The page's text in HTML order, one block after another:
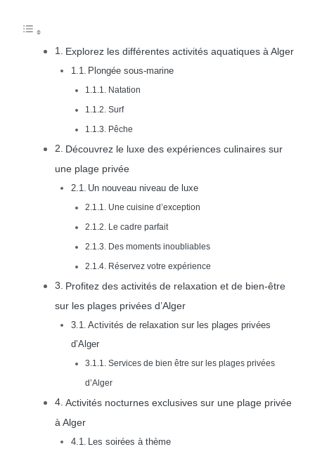
Explorez les différentes activités aquatiques à Alger
Plongée sous-marine
Natation
Surf
Pêche
Découvrez le luxe des expériences culinaires sur
une plage privée
Un nouveau niveau de luxe
Une cuisine d’exception
Le cadre parfait
Des moments inoubliables
Réservez votre expérience
Profitez des activités de relaxation et de bien-être
sur les plages privées d’Alger
Activités de relaxation sur les plages privées
d’Alger
Services de bien être sur les plages privées
d’Alger
Activités nocturnes exclusives sur une plage privée
à Alger
Les soirées à thème